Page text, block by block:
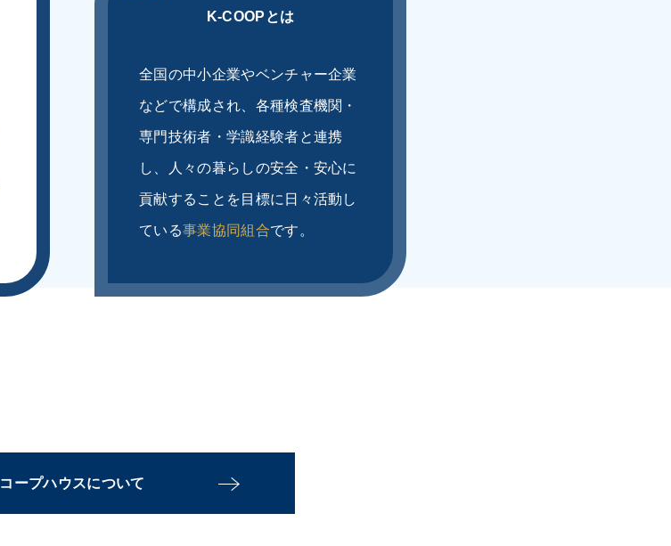
K-COOPとは
全国の中小企業やベンチャー企業
などで構成され、各種検査機関・
専門技術者・学識経験者と連携
し、人々の暮らしの安全・安心に
貢献することを目標に日々活動し
ている事業協同組合です。
コープハウスについて